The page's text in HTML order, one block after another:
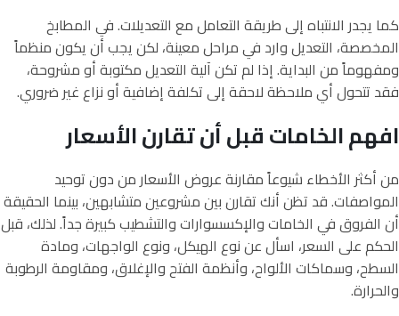
كما يجدر الانتباه إلى طريقة التعامل مع التعديلات. في المطابخ
المخصصة، التعديل وارد في مراحل معينة، لكن يجب أن يكون منظماً
ومفهوماً من البداية. إذا لم تكن آلية التعديل مكتوبة أو مشروحة،
فقد تتحول أي ملاحظة لاحقة إلى تكلفة إضافية أو نزاع غير ضروري.
افهم الخامات قبل أن تقارن الأسعار
من أكثر الأخطاء شيوعاً مقارنة عروض الأسعار من دون توحيد
المواصفات. قد تظن أنك تقارن بين مشروعين متشابهين، بينما الحقيقة
أن الفروق في الخامات والإكسسوارات والتشطيب كبيرة جداً. لذلك، قبل
الحكم على السعر، اسأل عن نوع الهيكل، ونوع الواجهات، ومادة
السطح، وسماكات الألواح، وأنظمة الفتح والإغلاق، ومقاومة الرطوبة
والحرارة.